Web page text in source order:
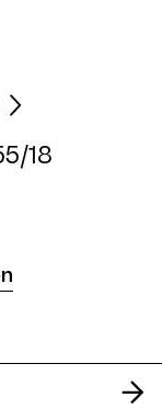
18
18
18